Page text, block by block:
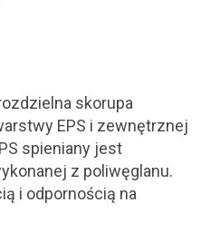
skorupa
EPS i zewnętrznej
spieniany jest
z poliwęglanu.
i odpornością na